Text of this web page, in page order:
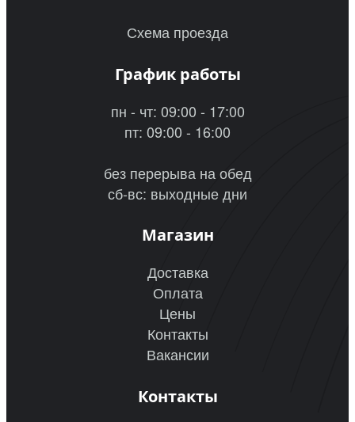
Схема проезда
График работы
пн - чт: 09:00 - 17:00
пт: 09:00 - 16:00
без перерыва на обед
сб-вс: выходные дни
Магазин
Доставка
Оплата
Цены
Контакты
Вакансии
Контакты